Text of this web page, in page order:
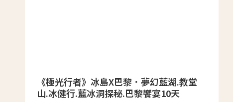
《極光行者》冰島X巴黎．夢幻藍湖.教堂
山.冰健行.藍冰洞探秘.巴黎饗宴10天